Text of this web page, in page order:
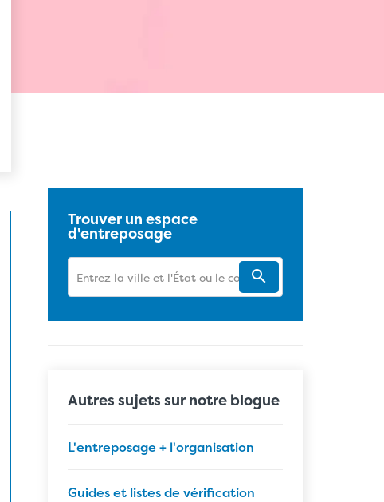
sur Facebook
sur Twitter
sur Pinterest
sur LinkedIn
l’URL de cet article de blogue
Trouver un espace
d'entreposage
Autres sujets sur notre blogue
L'entreposage + l'organisation
Guides et listes de vérification